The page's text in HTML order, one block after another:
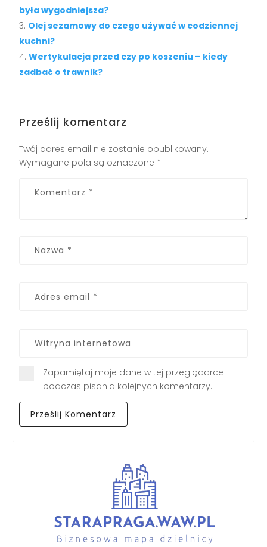
była wygodniejsza?
Olej sezamowy do czego używać w codziennej
kuchni?
Wertykulacja przed czy po koszeniu – kiedy
zadbać o trawnik?
Prześlij komentarz
Twój adres email nie zostanie opublikowany.
Wymagane pola są oznaczone *
Zapamiętaj moje dane w tej przeglądarce
podczas pisania kolejnych komentarzy.